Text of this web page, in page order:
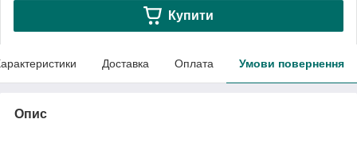
Купити
Доставка Оплата Умови повернення
Опис